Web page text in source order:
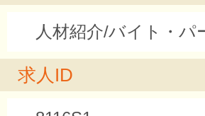
人材紹介/バイト・パ
求人ID